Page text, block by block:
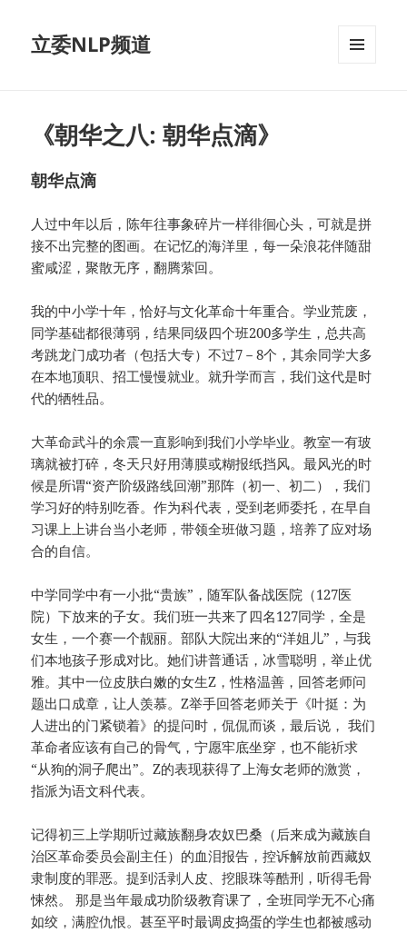
立委NLP频道
《朝华之八: 朝华点滴》
朝华点滴
人过中年以后，陈年往事象碎片一样徘徊心头，可就是拼
接不出完整的图画。在记忆的海洋里，每一朵浪花伴随甜
蜜咸涩，聚散无序，翻腾萦回。
我的中小学十年，恰好与文化革命十年重合。学业荒废，
同学基础都很薄弱，结果同级四个班200多学生，总共高
考跳龙门成功者（包括大专）不过7－8个，其余同学大多
在本地顶职、招工慢慢就业。就升学而言，我们这代是时
代的牺牲品。
大革命武斗的余震一直影响到我们小学毕业。教室一有玻
璃就被打碎，冬天只好用薄膜或糊报纸挡风。最风光的时
候是所谓“资产阶级路线回潮”那阵（初一、初二），我们
学习好的特别吃香。作为科代表，受到老师委托，在早自
习课上上讲台当小老师，带领全班做习题，培养了应对场
合的自信。
中学同学中有一小批“贵族”，随军队备战医院（127医
院）下放来的子女。我们班一共来了四名127同学，全是
女生，一个赛一个靓丽。部队大院出来的“洋姐儿”，与我
们本地孩子形成对比。她们讲普通话，冰雪聪明，举止优
雅。其中一位皮肤白嫩的女生Z，性格温善，回答老师问
题出口成章，让人羡慕。Z举手回答老师关于《叶挺：为
人进出的门紧锁着》的提问时，侃侃而谈，最后说， 我们
革命者应该有自己的骨气，宁愿牢底坐穿，也不能祈求
“从狗的洞子爬出”。Z的表现获得了上海女老师的激赏，
指派为语文科代表。
记得初三上学期听过藏族翻身农奴巴桑（后来成为藏族自
治区革命委员会副主任）的血泪报告，控诉解放前西藏奴
隶制度的罪恶。提到活剥人皮、挖眼珠等酷刑，听得毛骨
悚然。 那是当年最成功阶级教育课了，全班同学无不心痛
如绞，满腔仇恨。甚至平时最调皮捣蛋的学生也都被感动